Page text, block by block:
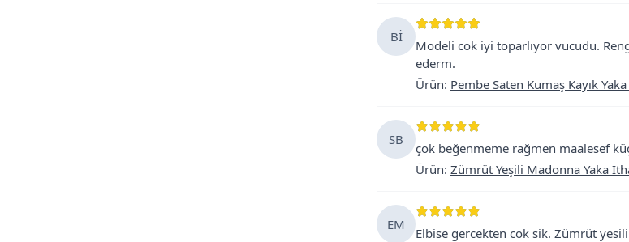
Bİ
Modeli cok iyi toparlıyor vucudu.
ederm.
Ürün: Pembe Saten Kumaş Kayık
SB
çok beğenmeme rağmen maalesef
Ürün: Zümrüt Yeşili Madonna Yaka
EM
Elbise gercekten cok sik. Zümrüt